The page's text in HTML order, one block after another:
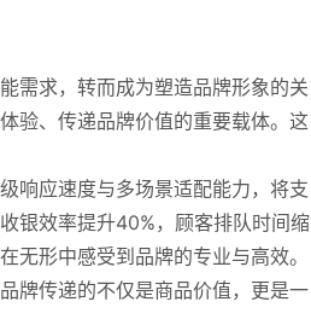
需求，转而成为塑造品牌形象的关
验、传递品牌价值的重要载体。这
响应速度与多场景适配能力，将支
银效率提升40%，顾客排队时间缩
无形中感受到品牌的专业与高效。
牌传递的不仅是商品价值，更是一